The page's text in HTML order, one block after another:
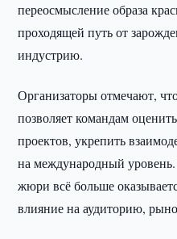
переосмысление образа
проходящей путь от
индустрию.
Организаторы отмечают,
позволяет командам
проектов, укрепить
на международный
жюри всё больше
влияние на аудиторию,